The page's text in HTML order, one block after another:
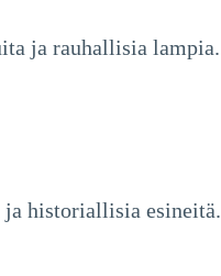
ja rauhallisia lampia.
ja historiallisia esineitä.